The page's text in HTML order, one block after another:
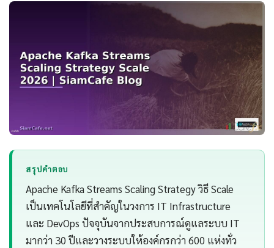
สรุปคำตอบ
Apache Kafka Streams Scaling Strategy วิธี Scale
เป็นเทคโนโลยีที่สำคัญในวงการ IT Infrastructure
และ DevOps ปัจจุบันจากประสบการณ์ดูแลระบบ IT
มากว่า 30 ปีและวางระบบให้องค์กรกว่า 600 แห่งทั่ว